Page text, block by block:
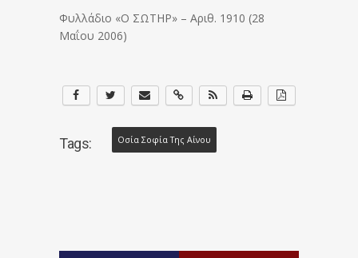
Φυλλάδιο «Ο ΣΩΤΗΡ» – Αριθ. 1910 (28
Μαΐου 2006)
Tags: Oσία Σοφία Της Αίνου